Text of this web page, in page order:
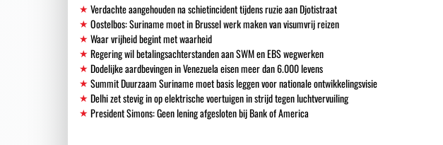
Verdachte aangehouden na schietincident tijdens ruzie aan Djotistraat
Oostelbos: Suriname moet in Brussel werk maken van visumvrij reizen
Waar vrijheid begint met waarheid
Regering wil betalingsachterstanden aan SWM en EBS wegwerken
Dodelijke aardbevingen in Venezuela eisen meer dan 6.000 levens
Summit Duurzaam Suriname moet basis leggen voor nationale ontwikkelingsvisie
Delhi zet stevig in op elektrische voertuigen in strijd tegen luchtvervuiling
President Simons: Geen lening afgesloten bij Bank of America